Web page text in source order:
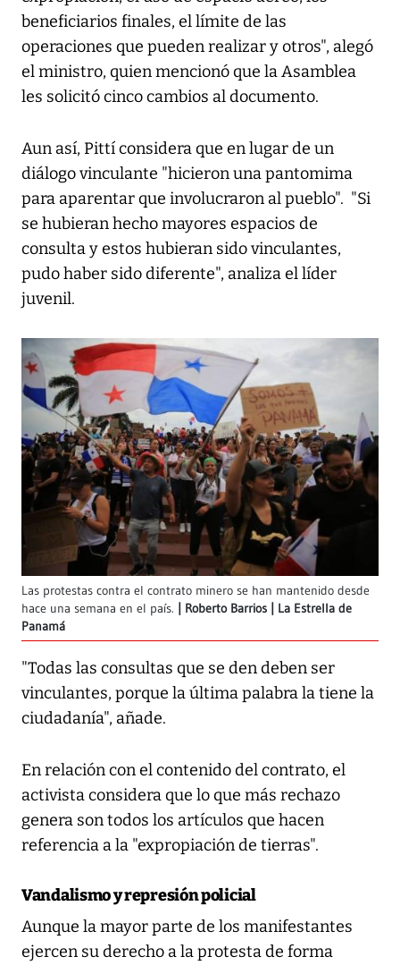
beneficiarios finales, el límite de las
operaciones que pueden realizar y otros", alegó
el ministro, quien mencionó que la Asamblea
les solicitó cinco cambios al documento.
Aun así, Pittí considera que en lugar de un
diálogo vinculante "hicieron una pantomima
para aparentar que involucraron al pueblo". "Si
se hubieran hecho mayores espacios de
consulta y estos hubieran sido vinculantes,
pudo haber sido diferente", analiza el líder
juvenil.
Las protestas contra el contrato minero se han mantenido desde
hace una semana en el país.
Roberto Barrios | La Estrella de
Panamá
"Todas las consultas que se den deben ser
vinculantes, porque la última palabra la tiene la
ciudadanía", añade.
En relación con el contenido del contrato, el
activista considera que lo que más rechazo
genera son todos los artículos que hacen
referencia a la "expropiación de tierras".
Vandalismo y represión policial
Aunque la mayor parte de los manifestantes
ejercen su derecho a la protesta de forma